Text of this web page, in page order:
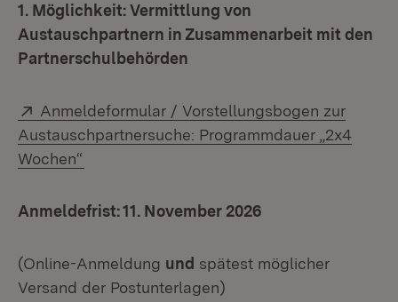
1. Möglichkeit: Vermittlung von
Austauschpartnern in Zusammenarbeit mit den
Partnerschulbehörden
Extern:
Anmeldeformular / Vorstellungsbogen zur
Austauschpartnersuche: Programmdauer „2x4
Wochen“
Anmeldefrist: 11. November 2026
(Online-Anmeldung und spätest möglicher
Versand der Postunterlagen)